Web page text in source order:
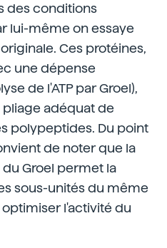
des conditions
lui-même on essaye
Ces protéines,
une dépense
de l'ATP par Groel),
adéquat de
polypeptides. Du point
de noter que la
Groel permet la
sous-unités du même
l'activité du